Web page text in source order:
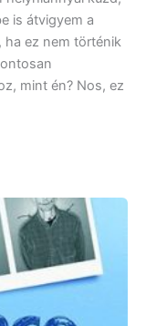
is átvigyem a
ha ez nem történik
mint én? Nos, ez